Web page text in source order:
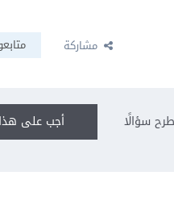
مشاركة
أجب على سؤالًا